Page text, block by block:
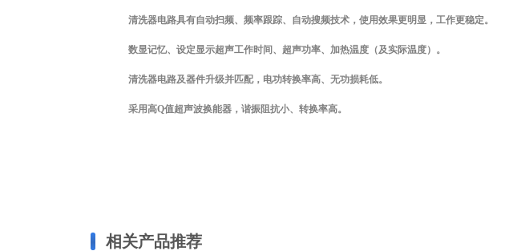
清洗器电路具有自动扫频、频率跟踪、自动搜频技术，使用效果更明显，工作更稳定。
数显记忆、设定显示超声工作时间、超声功率、加热温度（及实际温度）。
清洗器电路及器件升级并匹配，电功转换率高、无功损耗低。
采用高Q值超声波换能器，谐振阻抗小、转换率高。
相关产品推荐